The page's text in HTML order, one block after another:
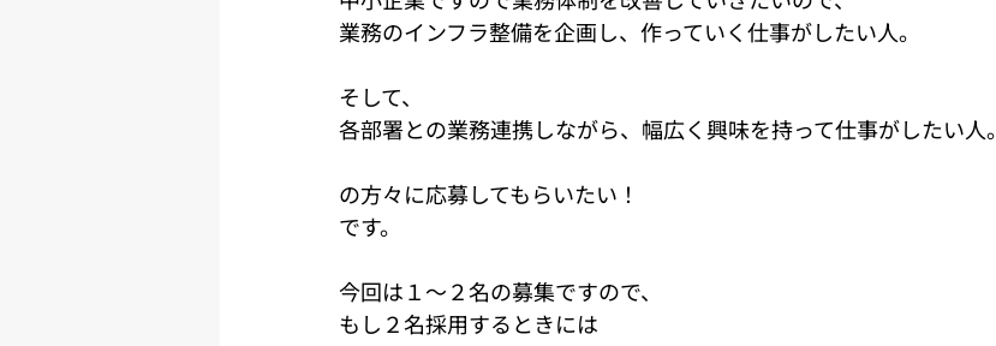
業務のインフラ整備を企画し、作っていく仕事がしたい人。
そして、
各部署との業務連携しながら、幅広く興味を持って仕事がしたい人。
の方々に応募してもらいたい！
です。
今回は１～２名の募集ですので、
もし２名採用するときには